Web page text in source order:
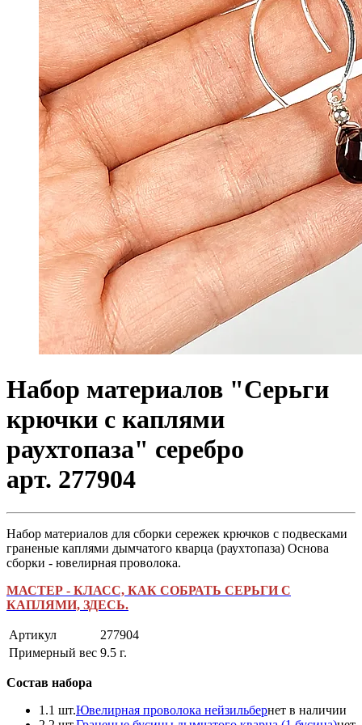
Набор материалов "Серьги
крючки с каплями
раухтопаза" серебро
арт. 277904
Набор материалов для сборки сережек крючков с подвесками
граненые каплями дымчатого кварца (раухтопаза) Основа
сборки - ювелирная проволока.
МАСТЕР - КЛАСС, КАК СОБРАТЬ СЕРЬГИ С
КАПЛЯМИ, ЗДЕСЬ.
Артикул
277904
Примерный вес 9.5 г.
Состав набора
1.1 шт.Ювелирная проволока нейзильбернет в наличии